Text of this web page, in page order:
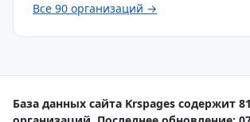
Все 90 организаций →
База данных сайта Krspages содержит